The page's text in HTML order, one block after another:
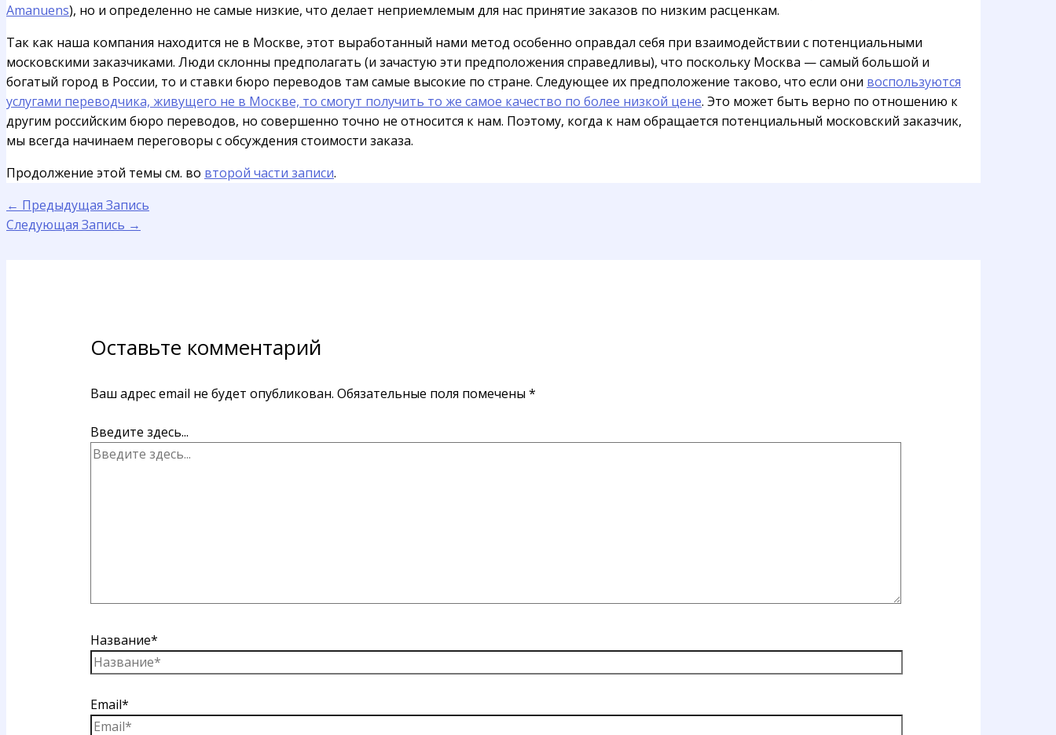
Amanuens), но и определенно не самые низкие, что делает неприемлемым для нас принятие заказов по низким расценкам.
Так как наша компания находится не в Москве, этот выработанный нами метод особенно оправдал себя при взаимодействии с потенциальными
московскими заказчиками. Люди склонны предполагать (и зачастую эти предположения справедливы), что поскольку Москва — самый большой и
богатый город в России, то и ставки бюро переводов там самые высокие по стране. Следующее их предположение таково, что если они воспользуются
услугами переводчика, живущего не в Москве, то смогут получить то же самое качество по более низкой цене. Это может быть верно по отношению к
другим российским бюро переводов, но совершенно точно не относится к нам. Поэтому, когда к нам обращается потенциальный московский заказчик,
мы всегда начинаем переговоры с обсуждения стоимости заказа.
Продолжение этой темы см. во второй части записи.
← Предыдущая Запись
Следующая Запись →
Оставьте комментарий
Ваш адрес email не будет опубликован. Обязательные поля помечены *
Введите здесь...
Название*
Email*